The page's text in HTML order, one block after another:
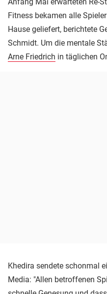
Fitness bekamen alle
Hause geliefert, berichtete
Schmidt. Um die mentale
Arne Friedrich in täglichen
Khedira sendete schonmal
Media: "Allen betroffenen